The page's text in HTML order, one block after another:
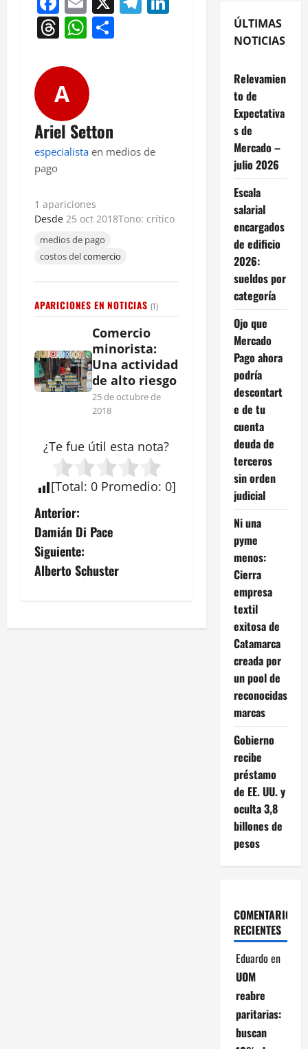
Threads
WhatsApp
A
Ariel Setton
especialista en medios de
pago
1 apariciones
Desde 25 oct 2018Tono: crítico
medios de pago
costos delcomercio
APARICIONES EN NOTICIAS (1)
Comercio
minorista:
Una actividad
de alto riesgo
25 de octubre de
2018
¿Te fue útil esta nota?
[Total: 0 Promedio: 0]
N
a
v
g
Anterior:
Damián Di Pace
Siguiente:
Alberto Schuster
ÚLTIMAS
NOTICIAS
Relevamien
to de
Expectativa
s de
Mercado –
julio 2026
Escala
salarial
encargados
de edificio
2026:
sueldos por
categoría
Ojo que
Mercado
Pago ahora
podría
descontart
e de tu
cuenta
deuda de
terceros
sin orden
judicial
Ni una
pyme
menos:
Cierra
empresa
textil
exitosa de
Catamarca
creada por
un pool de
reconocidas
marcas
Gobierno
recibe
préstamo
de EE. UU. y
oculta 3,8
billones de
pesos
COMENTARIOS
RECIENTES
Eduardo en
UOM
reabre
paritarias:
buscan